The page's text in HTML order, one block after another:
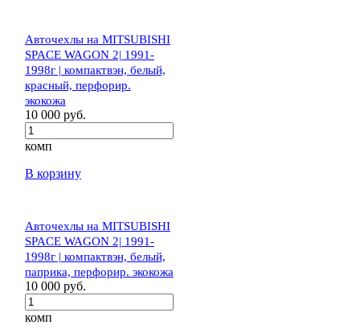
Авточехлы на MITSUBISHI
SPACE WAGON 2| 1991-
1998г | компактвэн, белый,
красный, перфорир.
экокожа
10 000 руб.
комп
В корзину
Авточехлы на MITSUBISHI
SPACE WAGON 2| 1991-
1998г | компактвэн, белый,
паприка, перфорир. экокожа
10 000 руб.
комп